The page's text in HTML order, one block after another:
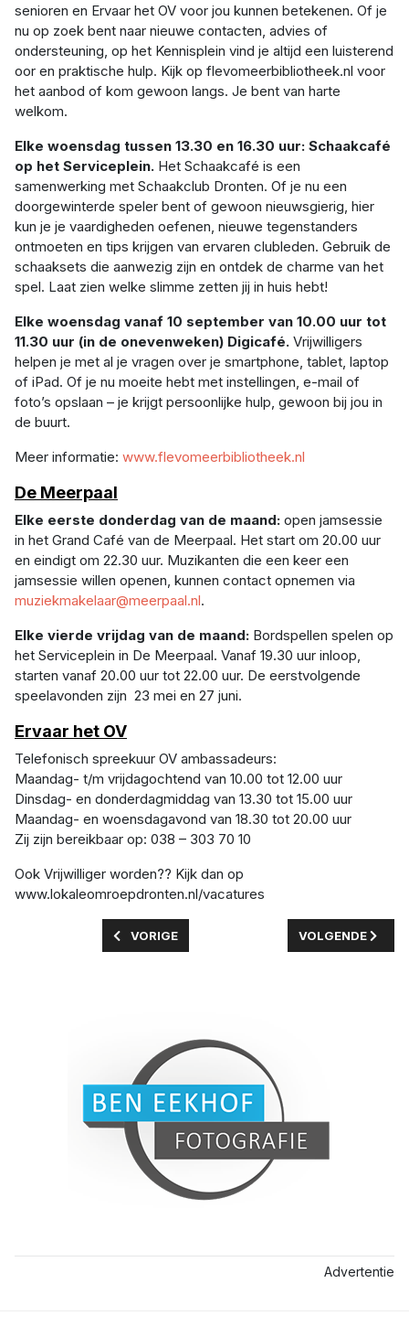
senioren en Ervaar het OV voor jou kunnen betekenen. Of je
nu op zoek bent naar nieuwe contacten, advies of
ondersteuning, op het Kennisplein vind je altijd een luisterend
oor en praktische hulp. Kijk op flevomeerbibliotheek.nl voor
het aanbod of kom gewoon langs. Je bent van harte
welkom.
Elke woensdag tussen 13.30 en 16.30 uur: Schaakcafé
op het Serviceplein. Het Schaakcafé is een
samenwerking met Schaakclub Dronten. Of je nu een
doorgewinterde speler bent of gewoon nieuwsgierig, hier
kun je je vaardigheden oefenen, nieuwe tegenstanders
ontmoeten en tips krijgen van ervaren clubleden. Gebruik de
schaaksets die aanwezig zijn en ontdek de charme van het
spel. Laat zien welke slimme zetten jij in huis hebt!
Elke woensdag vanaf 10 september van 10.00 uur tot
11.30 uur (in de onevenweken) Digicafé. Vrijwilligers
helpen je met al je vragen over je smartphone, tablet, laptop
of iPad. Of je nu moeite hebt met instellingen, e-mail of
foto’s opslaan – je krijgt persoonlijke hulp, gewoon bij jou in
de buurt.
Meer informatie: www.flevomeerbibliotheek.nl
De Meerpaal
Elke eerste donderdag van de maand: open jamsessie
in het Grand Café van de Meerpaal. Het start om 20.00 uur
en eindigt om 22.30 uur. Muzikanten die een keer een
jamsessie willen openen, kunnen contact opnemen via
muziekmakelaar@meerpaal.nl.
Elke vierde vrijdag van de maand: Bordspellen spelen op
het Serviceplein in De Meerpaal. Vanaf 19.30 uur inloop,
starten vanaf 20.00 uur tot 22.00 uur. De eerstvolgende
speelavonden zijn 23 mei en 27 juni.
Ervaar het OV
Telefonisch spreekuur OV ambassadeurs:
Maandag- t/m vrijdagochtend van 10.00 tot 12.00 uur
Dinsdag- en donderdagmiddag van 13.30 tot 15.00 uur
Maandag- en woensdagavond van 18.30 tot 20.00 uur
Zij zijn bereikbaar op: 038 – 303 70 10
Ook Vrijwilliger worden?? Kijk dan op
www.lokaleomroepdronten.nl/vacatures
VORIG ARTIKEL: ROTARY DEELT UIT TIJDENS
VORIGE VOLGENDE
VOLGENDE
Advertentie